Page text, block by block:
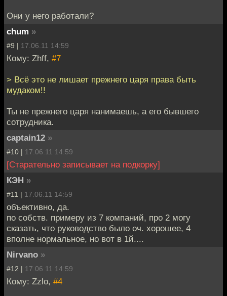
Они у него работали?
chum »
#9 | 17.06.11 14:59
Кому: Zhff, #7
> Всё это не лишает прежнего царя права быть
мудаком!!
Ты не прежнего царя нанимаешь, а его бывшего
сотрудника.
captain12 »
#10 | 17.06.11 14:59
[Старательно записывает на подкорку]
КЭН »
#11 | 17.06.11 14:59
объективно, да.
по собств. примеру из 7 компаний, про 2 могу
сказать, что руководство было оч. хорошее, 4
вполне нормальное, но вот в 1й....
Nirvano »
#12 | 17.06.11 14:59
Кому: Zzlo, #4